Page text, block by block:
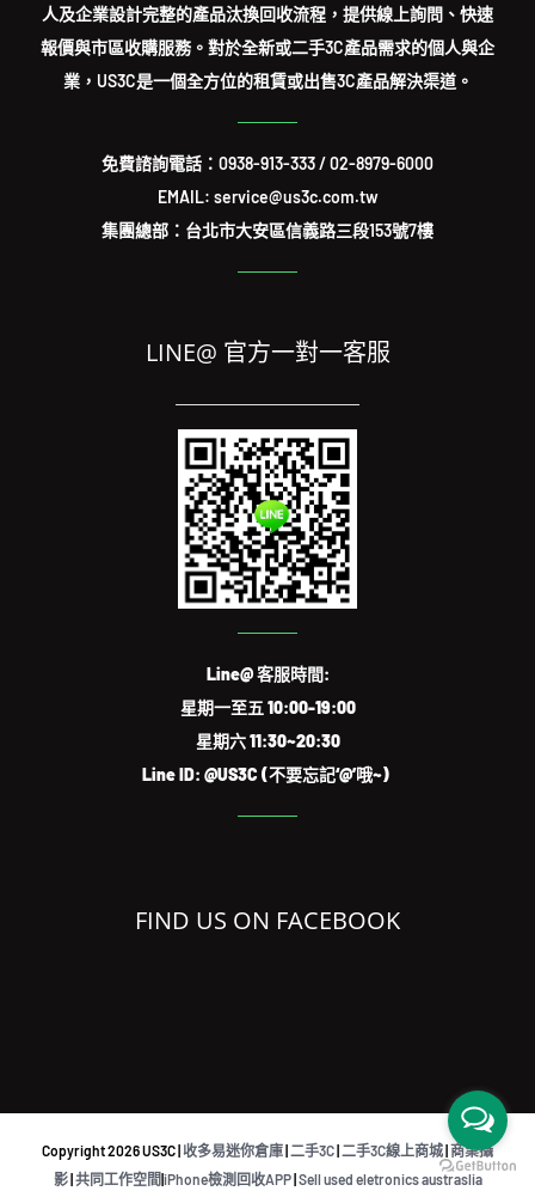
人及企業設計完整的產品汰換回收流程，提供線上詢問、快速
報價與市區收購服務。對於全新或二手3C產品需求的個人與企
業，US3C是一個全方位的租賃或出售3C產品解決渠道。
免費諮詢電話： 0938-913-333 /02-8979-6000
EMAIL: service@us3c.com.tw
集團總部：台北市大安區信義路三段153號7樓
LINE@ 官方一對一客服
Line@ 客服時間:
星期一至五 10:00-19:00
星期六 11:30~20:30
Line ID: @US3C (不要忘記‘@’哦~)
FIND US ON FACEBOOK
Copyright2026 US3C |收多易迷你倉庫| 二手3C| 二手3C線上商城|商業攝
影|共同工作空間|iPhone檢測回收APP|Sell used eletronics austraslia